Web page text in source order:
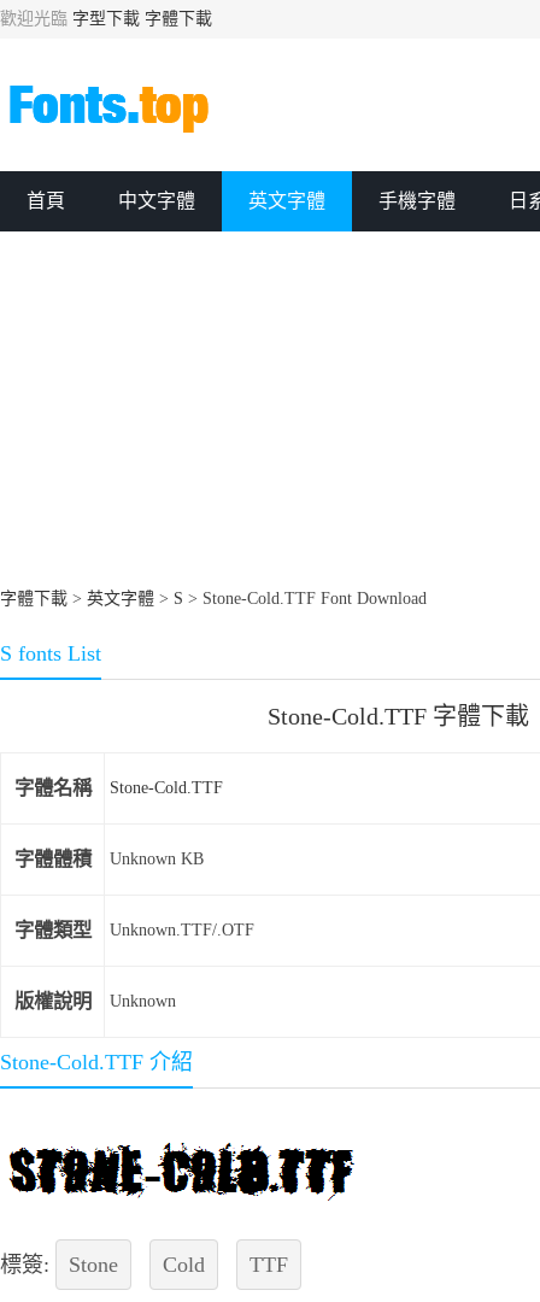
歡迎光臨 字型下載 字體下載
首頁 中文字體 英文字體 手機字體 日
字體下載 > 英文字體 > S > Stone-Cold.TTF Font Download
S fonts List
Stone-Cold.TTF 字體下載
字體名稱 Stone-Cold.TTF
字體體積 Unknown KB
字體類型 Unknown.TTF/.OTF
版權說明 Unknown
Stone-Cold.TTF 介紹
標簽: Stone Cold TTF